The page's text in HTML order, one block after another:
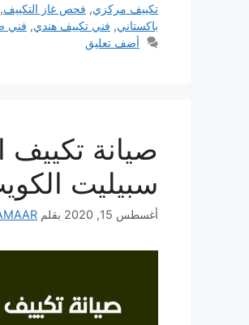
تكييف مركزي, فحص غاز التكييف,
باكستاني, فني تكييف هندي, فني
أضف تعليق
سبيليت
أغسطس 15, 2020 بقلم